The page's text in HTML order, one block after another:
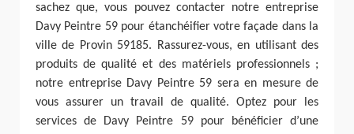
sachez que, vous pouvez contacter notre entreprise
Davy Peintre 59 pour étanchéifier votre façade dans la
ville de Provin 59185. Rassurez-vous, en utilisant des
produits de qualité et des matériels professionnels ;
notre entreprise Davy Peintre 59 sera en mesure de
vous assurer un travail de qualité. Optez pour les
services de Davy Peintre 59 pour bénéficier d’une